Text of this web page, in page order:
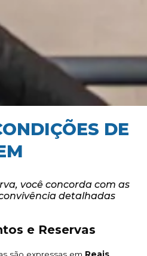
DE
você concorda com as
detalhadas
e Reservas